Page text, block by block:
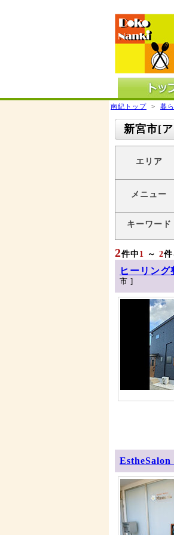
トッ
南紀トップ > 暮
新宮市[
エリア
メニュー
キーワード
2件中 1 ～ 2
ヒーリン
市 ]